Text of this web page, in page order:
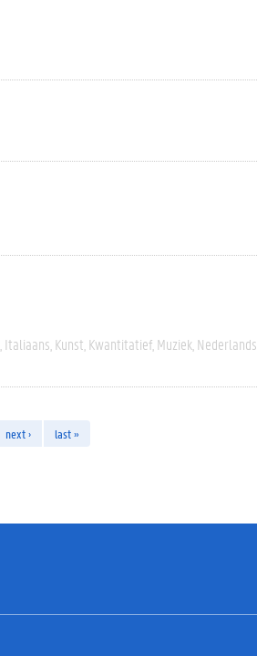
Italiaans Kunst Kwantitatief Muziek Nederlands
next › last »